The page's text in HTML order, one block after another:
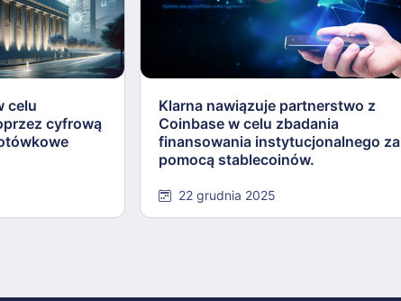
celu
cyfrową
Klarna nawiązuje partnerstwo z
Coinbase w celu zbadania
finansowania instytucjonalnego za
pomocą stablecoinów.
22 grudnia 2025